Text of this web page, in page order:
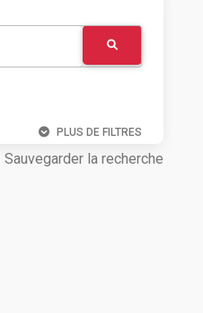
PLUS DE FILTRES
Sauvegarder la recherche